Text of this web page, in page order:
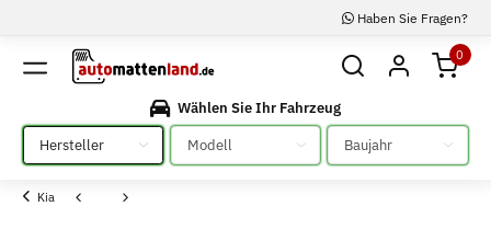
Haben Sie Fragen?
0
Wählen Sie Ihr Fahrzeug
Bitte auswählen
Bitte auswählen Bitte auswählen
Kia